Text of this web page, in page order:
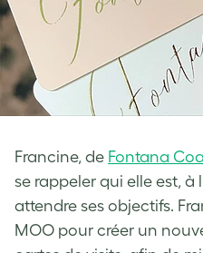
Francine, de Fontana
se rappeler qui elle est,
attendre ses objectifs.
MOO pour créer un